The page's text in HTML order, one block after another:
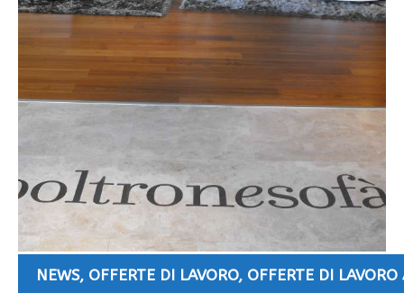
NEWS, OFFERTE DI LAVORO, OFFERTE DI LAVORO